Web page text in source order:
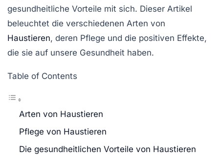
gesundheitliche Vorteile mit sich. Dieser Artikel
beleuchtet die verschiedenen Arten von
Haustieren, deren Pflege und die positiven Effekte,
die sie auf unsere Gesundheit haben.
Table of Contents
Arten von Haustieren
Pflege von Haustieren
Die gesundheitlichen Vorteile von Haustieren